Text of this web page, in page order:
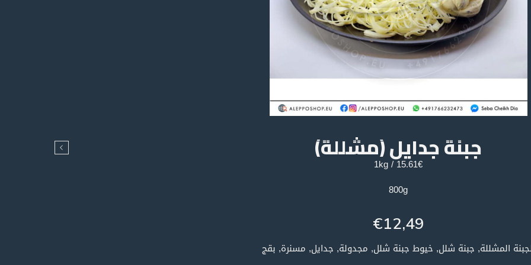
جبنة جدايل (مشللة)
15.61€ / 1kg
800g
€12,49
المشللة, جبنة شلل, خيوط جبنة شلل, مجدولة, جدايل, مسنرة, بقج